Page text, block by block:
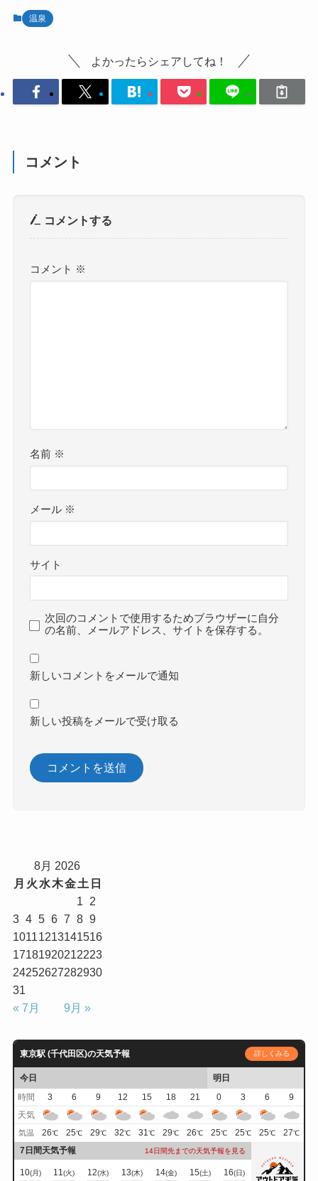
温泉
よかったらシェアしてね！
コメント
コメントする
コメント ※
名前 ※
メール ※
サイト
次回のコメントで使用するためブラウザーに自分
の名前、メールアドレス、サイトを保存する。
新しいコメントをメールで通知
新しい投稿をメールで受け取る
8月 2026
月 火 水木金土 日
1
2
3 4 5 6 7 8 9
10111213141516
17181920212223
24252627282930
31
« 7月
9月 »
東京駅 (千代田区)の天気予報 詳しくみる
今日
明日
時間
3 6 9 12 15 18 21 0 3 6
9
天気
気温 26℃ 25℃ 29℃ 32℃ 31℃ 29℃ 26℃ 25℃ 25℃ 25℃ 27℃
7日間天気予報 14日間先までの天気予報を見る
10(月) 11(火) 12(水) 13(木) 14(金) 15(土) 16(日)